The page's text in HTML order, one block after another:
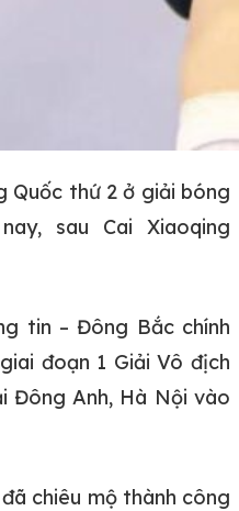
Quốc thứ 2 ở giải bóng
sau Cai Xiaoqing
tin – Đông Bắc chính
đoạn 1 Giải Vô địch
Đông Anh, Hà Nội vào
chiêu mộ thành công